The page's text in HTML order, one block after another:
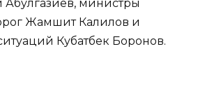
министры
Жамшит Калилов и
Кубатбек Боронов.